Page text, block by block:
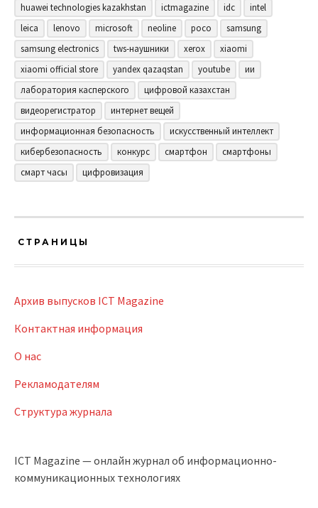
huawei technologies kazakhstan
ictmagazine idc
intel
leica
lenovo microsoft neoline poco
samsung
samsung electronics
tws-наушники xerox
xiaomi
xiaomi official store
yandex qazaqstan youtube
ии
лаборатория касперского
цифровой казахстан
видеорегистратор
интернет вещей
информационная безопасность
искусственный интеллект
кибербезопасность
конкурс смартфон
смартфоны
смарт часы
цифровизация
СТРАНИЦЫ
Архив выпусков ICT Magazine
Контактная информация
О нас
Рекламодателям
Структура журнала
ICT Magazine — онлайн журнал об информационно-
коммуникационных технологиях